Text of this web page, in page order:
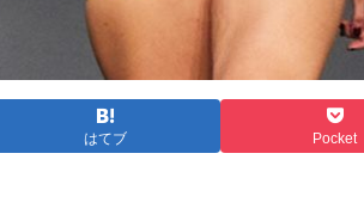
はてブ Pocket